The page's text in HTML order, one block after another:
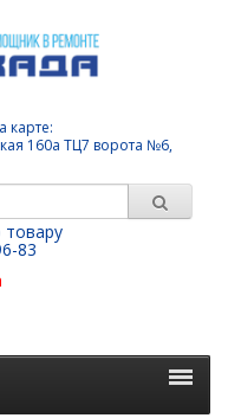
карте:
160а ТЦ7 ворота №6,
товару
83